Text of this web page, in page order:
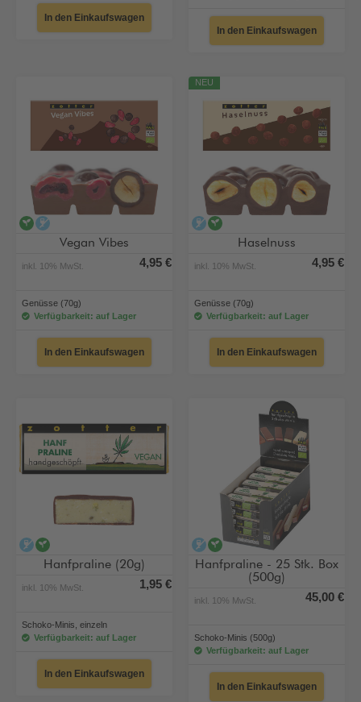
In den Einkaufswagen
In den Einkaufswagen
vegan
Vegan Vibes
inkl. 10% MwSt. 4,95 €
Genüsse (70g)
Verfügbarkeit: auf Lager
In den Einkaufswagen
NEU
alkoholfrei
Haselnuss
inkl. 10% MwSt. 4,95 €
Genüsse (70g)
Verfügbarkeit: auf Lager
In den Einkaufswagen
alkoholfrei
Hanfpraline (20g)
inkl. 10% MwSt. 1,95 €
Schoko-Minis, einzeln
Verfügbarkeit: auf Lager
In den Einkaufswagen
alkoholfrei
vegan
Hanfpraline - 25 Stk. Box
(500g)
inkl. 10% MwSt. 45,00 €
Schoko-Minis (500g)
Verfügbarkeit: auf Lager
In den Einkaufswagen